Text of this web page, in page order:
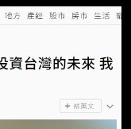
休金不該砍 都
家也還能運作啊
沒差 但不加錢反
一個因素啊 其
那不是更慘嗎？